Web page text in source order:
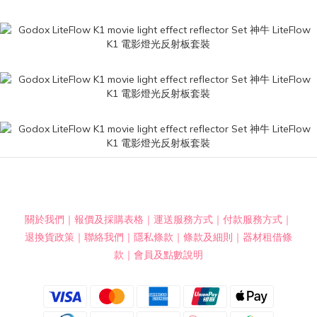
關於我們 ｜ 報價及採購表格 ｜ 運送服務方式 ｜ 付款服務方式 ｜
退換貨政策 ｜ 聯絡我們 ｜ 隱私條款 ｜ 條款及細則 ｜ 器材租借條
款 ｜ 會員及點數說明